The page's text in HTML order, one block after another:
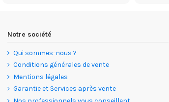
Notre société
Qui sommes-nous ?
Conditions générales de vente
Mentions légales
Garantie et Services après vente